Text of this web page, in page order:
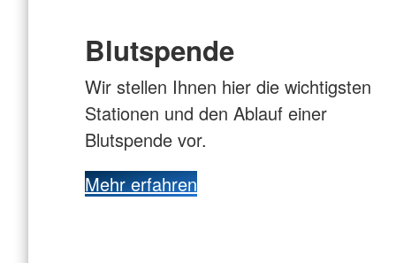
Blutspende
Wir stellen Ihnen hier die wichtigsten
Stationen und den Ablauf einer
Blutspende vor.
Mehr erfahren